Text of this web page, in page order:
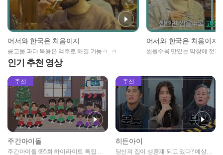
어서와 한국은 처음이지
콩고물 과다 복용은 맥주로 해결 가능ㅋ_ㅋ
어서와 한국은 처음이지
씹을수록 맛있는 막창에 젓가
인기 추천 영상
추천
주간아이돌
주간아이돌 695회 하이라이트 특집 남
추천
히든아이
당신의 집이 생중계 되고 있다? 예상치